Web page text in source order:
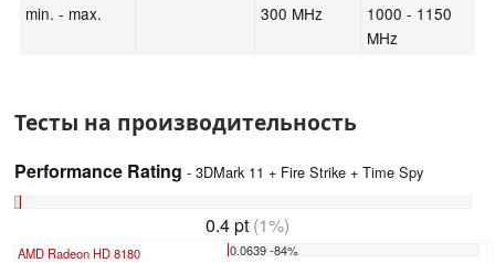
min. - max.
300 MHz
1000 - 1150
MHz
Тесты на производительность
Performance Rating - 3DMark 11 + Fire Strike + Time Spy
0.4 pt (1%)
AMD Radeon HD 8180 0.0639 -84%